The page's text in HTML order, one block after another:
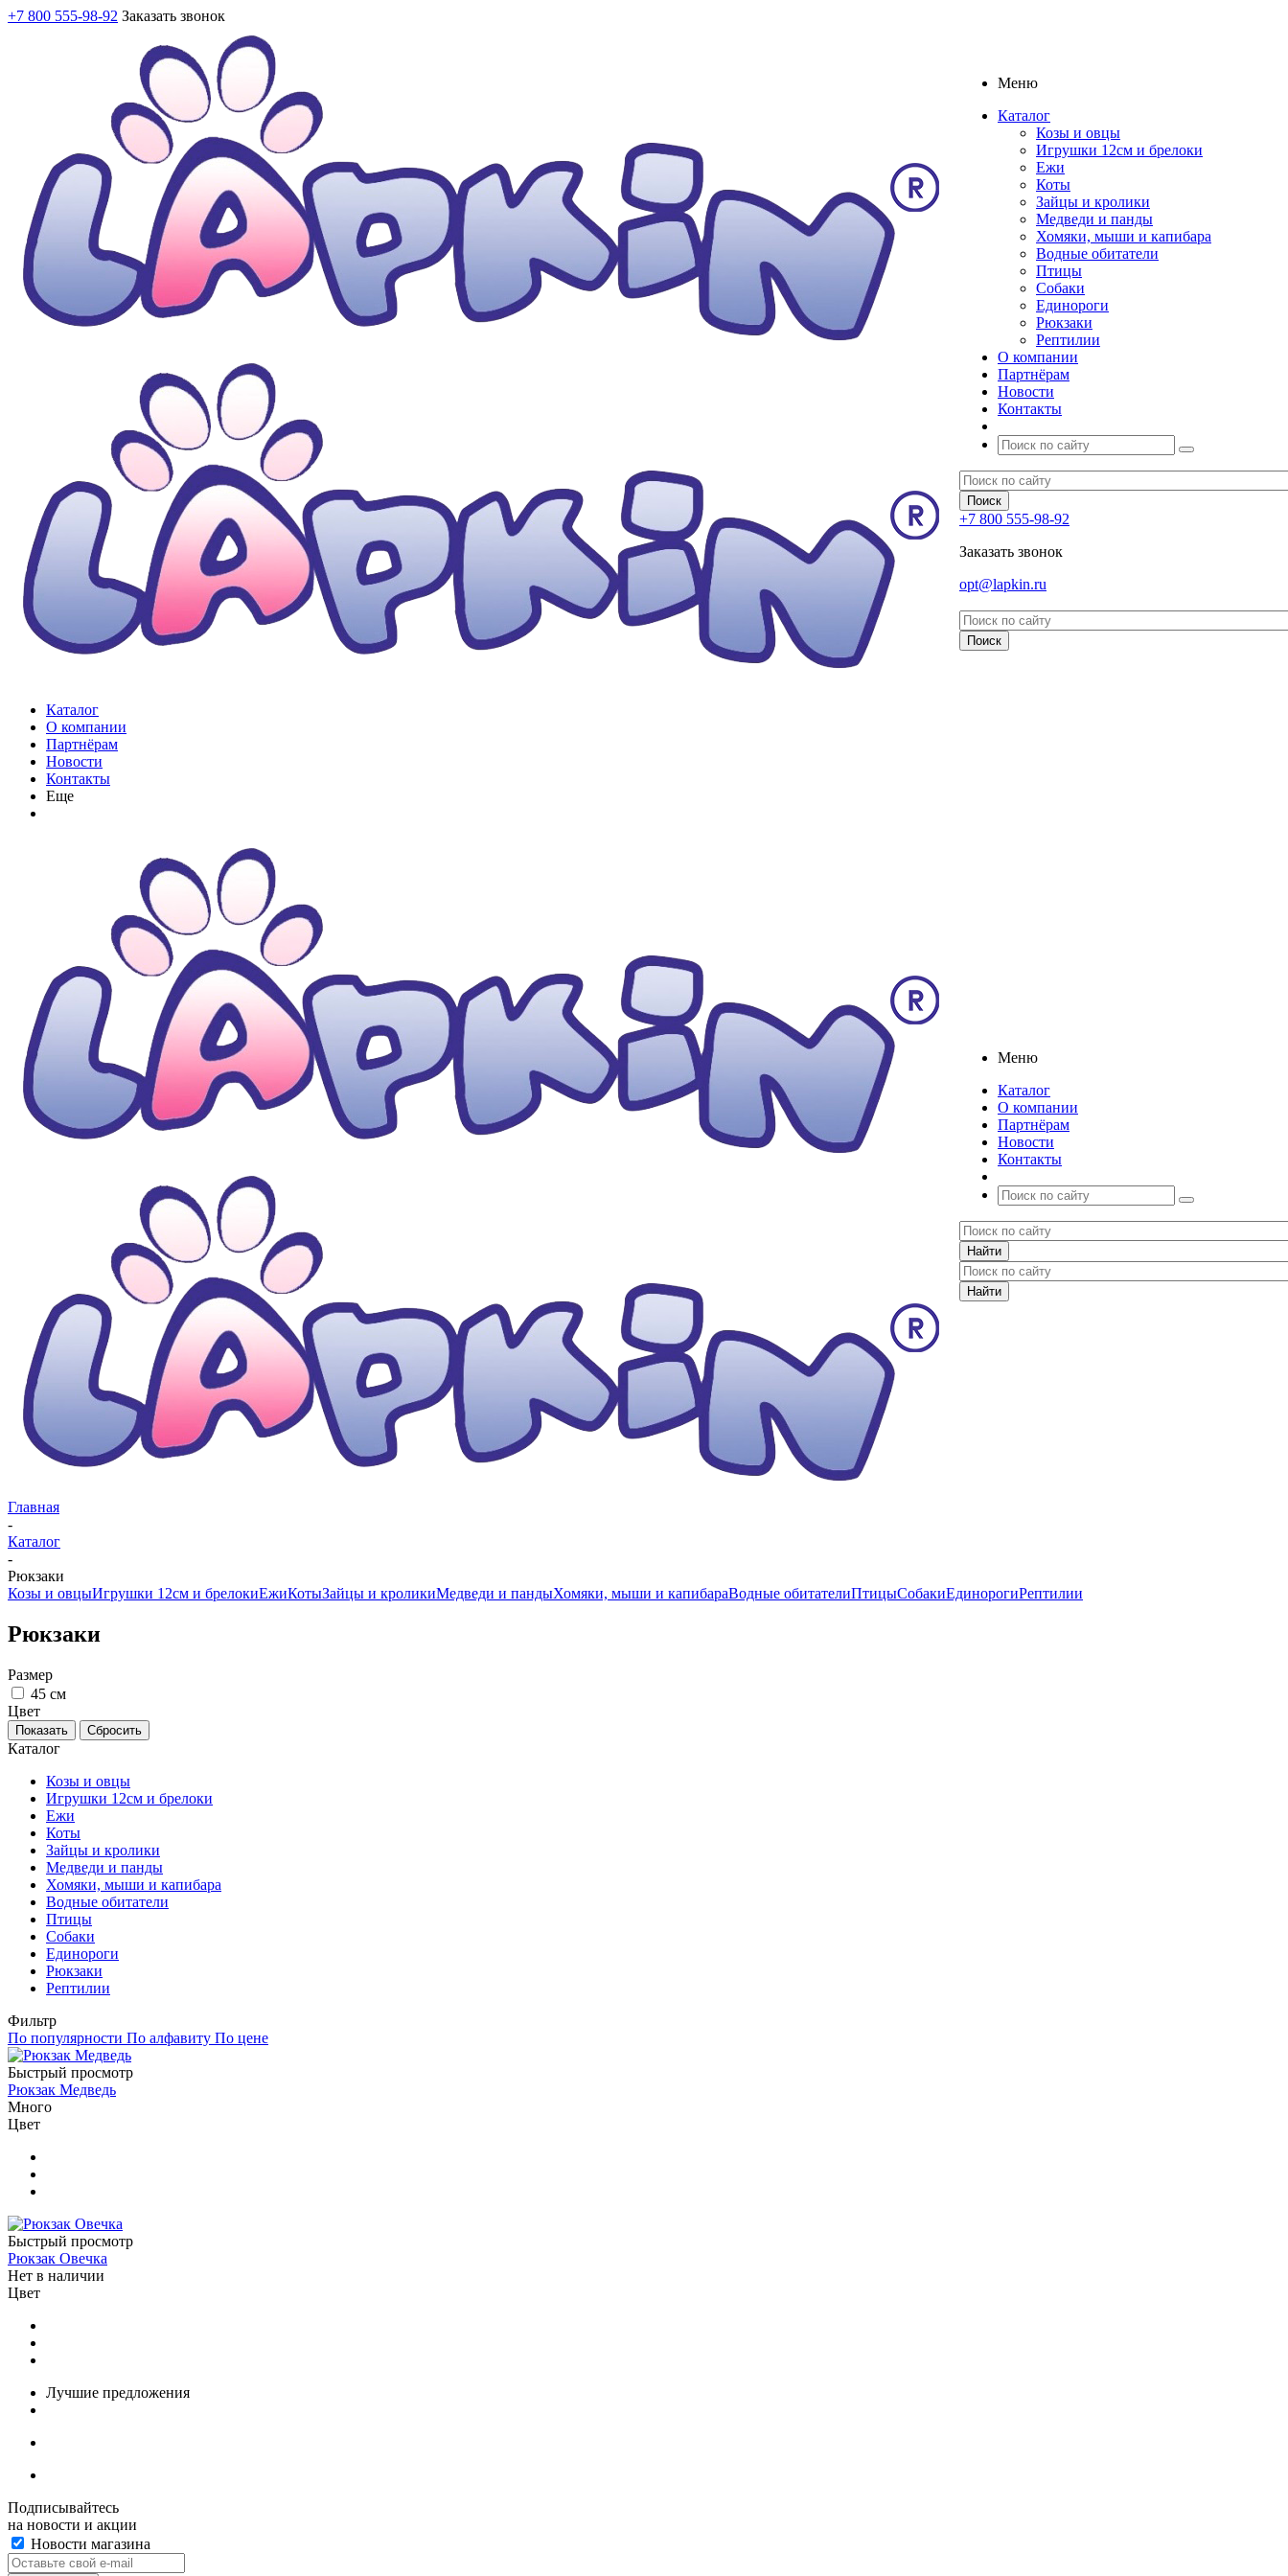
+7 800 555-98-92 Заказать звонок
Меню
Каталог
Козы и овцы
Игрушки 12см и брелоки
Ежи
Коты
Зайцы и кролики
Медведи и панды
Хомяки, мыши и капибара
Водные обитатели
Птицы
Собаки
Единороги
Рюкзаки
Рептилии
О компании
Партнёрам
Новости
Контакты
+7 800 555-98-92
Заказать звонок
opt@lapkin.ru
Каталог
О компании
Партнёрам
Новости
Контакты
Еще
Меню
Каталог
О компании
Партнёрам
Новости
Контакты
Главная
-
Каталог
-
Рюкзаки
Козы и овцыИгрушки 12см и брелокиЕжиКотыЗайцы и кроликиМедведи и пандыХомяки, мыши и капибараВодные обитателиПтицыСобакиЕдинорогиРептилии
Рюкзаки
Размер
45 см
Цвет
Каталог
Козы и овцы
Игрушки 12см и брелоки
Ежи
Коты
Зайцы и кролики
Медведи и панды
Хомяки, мыши и капибара
Водные обитатели
Птицы
Собаки
Единороги
Рюкзаки
Рептилии
Фильтр
По популярности По алфавиту По цене
Быстрый просмотр
Рюкзак Медведь
Много
Цвет
Быстрый просмотр
Рюкзак Овечка
Нет в наличии
Цвет
Лучшие предложения
Подписывайтесь
на новости и акции
Новости магазина